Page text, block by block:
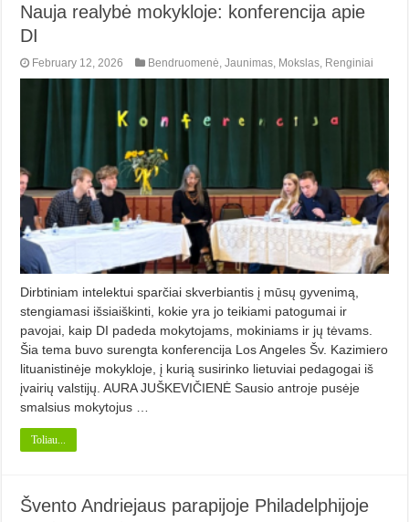
Nauja realybė mokykloje: konferencija apie
DI
February 12, 2026 Bendruomenė ,Jaunimas Mokslas Renginiai
Dirbtiniam intelektui sparčiai skverbiantis į mūsų gyvenimą,
stengiamasi išsiaiškinti, kokie yra jo teikiami patogumai ir
pavojai, kaip DI padeda mokytojams, mokiniams ir jų tėvams.
Šia tema buvo surengta konferencija Los Angeles Šv. Kazimiero
lituanistinėje mokykloje, į kurią susirinko lietuviai pedagogai iš
įvairių valstijų. AURA JUŠKEVIČIENĖ Sausio antroje pusėje
smalsius mokytojus …
Toliau...
Švento Andriejaus parapijoje Philadelphijoje